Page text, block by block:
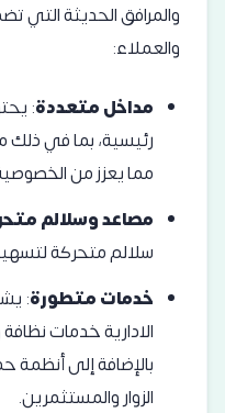
والمرافق الحديثة التي
والعملاء:
مداخل متعددة:
رئيسية، بما في
مما يعزز من
مصاعد وسلالم
سلالم متحركة
خدمات متطورة:
الادارية خدمات
بالإضافة إلى أنظمة
الزوار والمستثمرين.